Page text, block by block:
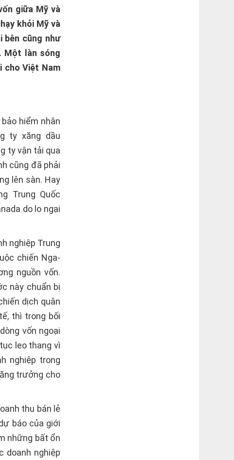
giữa Mỹ và
khỏi Mỹ và
cũng như
Một làn sóng
cho Việt Nam
hiểm nhân
ty xăng dầu
ty vận tải qua
cũng đã phải
lên sàn. Hay
Trung Quốc
do lo ngại
nghiệp Trung
chiến Nga-
nguồn vốn.
này chuẩn bị
dịch quân
thì trong bối
vốn ngoại
leo thang vì
nghiệp trong
trưởng cho
thu bán lẻ
báo của giới
những bất ổn
doanh nghiệp